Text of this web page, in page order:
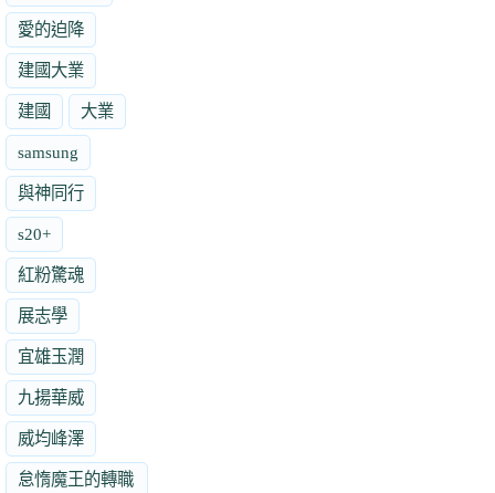
愛的迫降
建國大業
建國 大業
samsung
與神同行
s20+
紅粉驚魂
展志學
宜雄玉潤
九揚華威
威均峰澤
怠惰魔王的轉職